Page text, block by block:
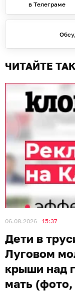
в Телеграме
ЧИТАЙТЕ
06.08.2026 15:37
Дети в
Луговом
крыши над
мать